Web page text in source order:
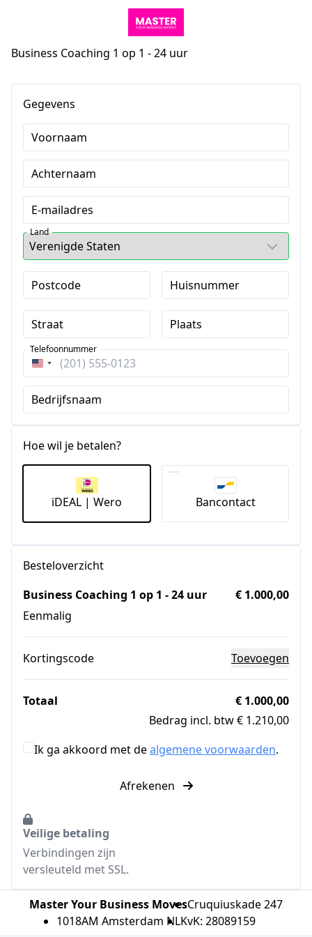
Business Coaching 1 op 1 - 24 uur
Gegevens
Voornaam
Achternaam
E-mailadres
Land
Postcode Huisnummer
Straat Plaats
Verenigde
Staten
+1
Telefoonnummer
Bedrijfsnaam
Hoe wil je betalen?
iDEAL | Wero Bancontact
Besteloverzicht
Business Coaching 1 op 1 - 24 uur
Eenmalig
€ 1.000,00
Kortingscode Toevoegen
Totaal
€ 1.000,00
Bedrag incl. btw € 1.210,00
Ik ga akkoord met dealgemene voorwaarden.
Afrekenen
Veilige betaling
Verbindingen zijn
versleuteld met SSL.
Master Your Business MovesCruquiuskade 247
1018AM Amsterdam NLKvK: 28089159